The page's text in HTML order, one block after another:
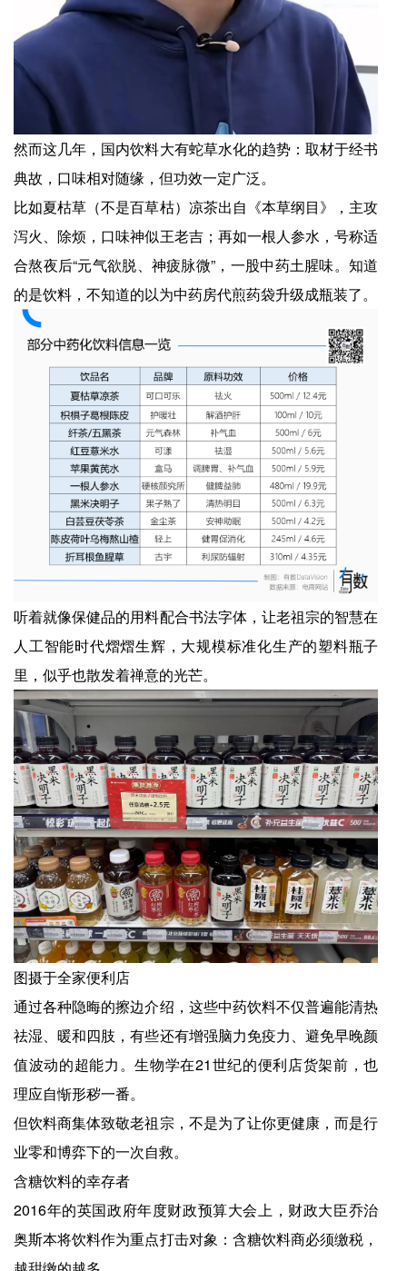
然而这几年，国内饮料大有蛇草水化的趋势：取材于经书
典故，口味相对随缘，但功效一定广泛。
比如夏枯草（不是百草枯）凉茶出自《本草纲目》，主攻
泻火、除烦，口味神似王老吉；再如一根人参水，号称适
合熬夜后“元气欲脱、神疲脉微”，一股中药土腥味。知道
的是饮料，不知道的以为中药房代煎药袋升级成瓶装了。
听着就像保健品的用料配合书法字体，让老祖宗的智慧在
人工智能时代熠熠生辉，大规模标准化生产的塑料瓶子
里，似乎也散发着禅意的光芒。
图摄于全家便利店
通过各种隐晦的擦边介绍，这些中药饮料不仅普遍能清热
祛湿、暖和四肢，有些还有增强脑力免疫力、避免早晚颜
值波动的超能力。生物学在21世纪的便利店货架前，也
理应自惭形秽一番。
但饮料商集体致敬老祖宗，不是为了让你更健康，而是行
业零和博弈下的一次自救。
含糖饮料的幸存者
2016年的英国政府年度财政预算大会上，财政大臣乔治
奥斯本将饮料作为重点打击对象：含糖饮料商必须缴税，